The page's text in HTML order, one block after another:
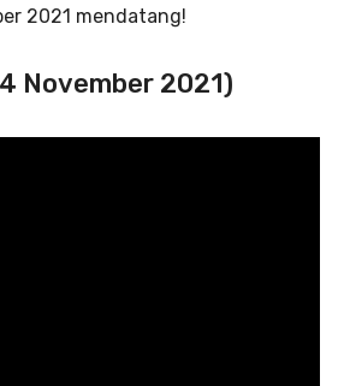
2021 mendatang!
November 2021)